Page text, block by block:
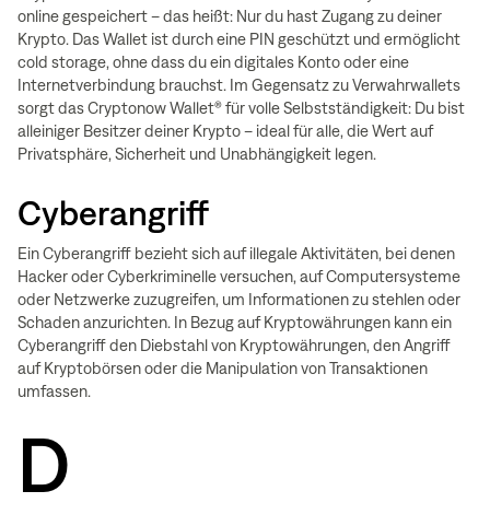
online gespeichert – das heißt: Nur du hast Zugang zu deiner
Krypto. Das Wallet ist durch eine PIN geschützt und ermöglicht
cold storage, ohne dass du ein digitales Konto oder eine
Internetverbindung brauchst. Im Gegensatz zu Verwahrwallets
sorgt das Cryptonow Wallet® für volle Selbstständigkeit: Du bist
alleiniger Besitzer deiner Krypto – ideal für alle, die Wert auf
Privatsphäre, Sicherheit und Unabhängigkeit legen.
Cyberangriff
Ein Cyberangriff bezieht sich auf illegale Aktivitäten, bei denen
Hacker oder Cyberkriminelle versuchen, auf Computersysteme
oder Netzwerke zuzugreifen, um Informationen zu stehlen oder
Schaden anzurichten. In Bezug auf Kryptowährungen kann ein
Cyberangriff den Diebstahl von Kryptowährungen, den Angriff
auf Kryptobörsen oder die Manipulation von Transaktionen
umfassen.
D